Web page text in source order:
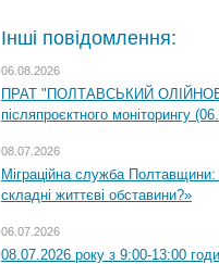
Інші повідомлення:
06.08.2026
ПРАТ "ПОЛТАВСЬКИЙ
післяпроєктного моніторингу
08.07.2026
Міграційна служба Полтавщини:
складні життєві обставини?»
06.07.2026
08.07.2026 року з 9:00-13:00